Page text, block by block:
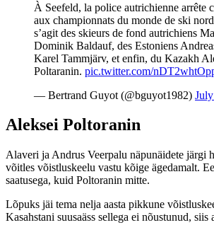
À Seefeld, la police autrichienne arrête
aux championnats du monde de ski
s’agit des skieurs de fond autrichiens
Dominik Baldauf, des Estoniens
Karel Tammjärv, et enfin, du Kazakh
Poltaranin. pic.twitter.com/
— Bertrand Guyot (@bguyot1982)
Aleksei Poltoranin
Alaveri ja Andrus Veerpalu näpunäidete järgi
võitles võistluskeelu vastu kõige ägedamalt.
saatusega, kuid Poltoranin mitte.
Lõpuks jäi tema nelja aasta pikkune
Kasahstani suusaäss sellega ei nõustunud, siis